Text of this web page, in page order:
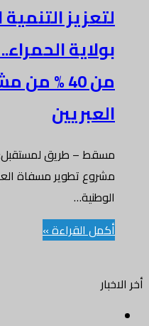
لتعزيز
بولاية
من 40 %
العبريين
مشروع تطوير مسفاة
الوطنية…
أكمل القراءة »
أخر الاخبار